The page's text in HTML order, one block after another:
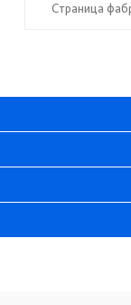
Страница